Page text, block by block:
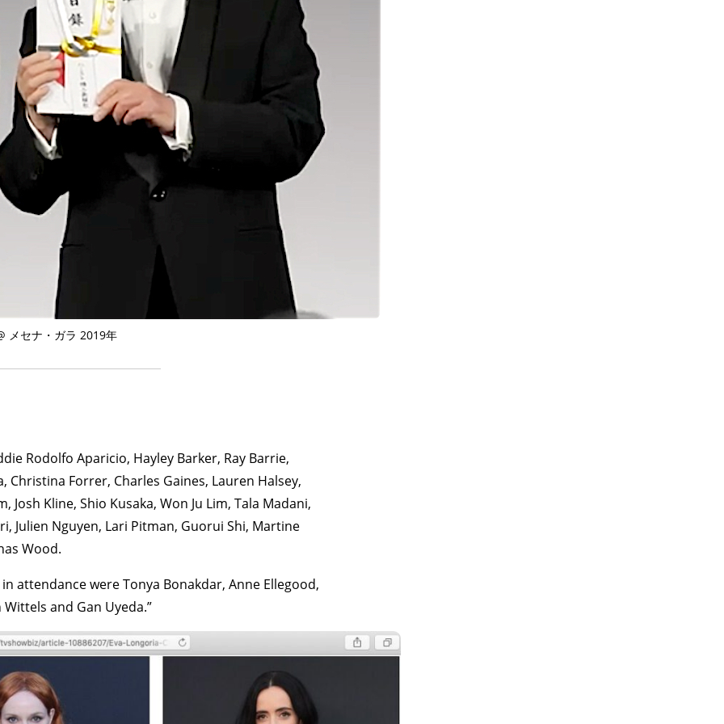
メセナ・ガラ 2019年
Rodolfo Aparicio, Hayley Barker, Ray Barrie,
Christina Forrer, Charles Gaines, Lauren Halsey,
Kline, Shio Kusaka, Won Ju Lim, Tala Madani,
Julien Nguyen, Lari Pitman, Guorui Shi, Martine
Wood.
attendance were Tonya Bonakdar, Anne Ellegood,
and Gan Uyeda.”